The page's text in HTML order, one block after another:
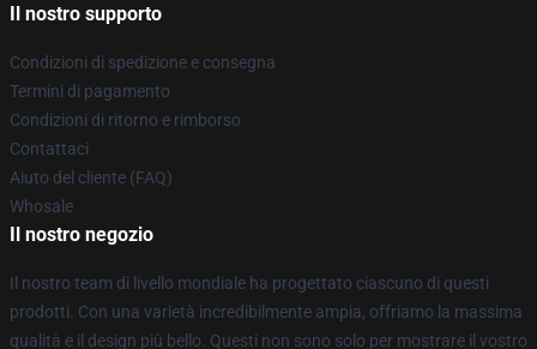
Il nostro supporto
Condizioni di spedizione e consegna
Termini di pagamento
Condizioni di ritorno e rimborso
Contattaci
Aiuto del cliente (FAQ)
Whosale
Il nostro negozio
Il nostro team di livello mondiale ha progettato ciascuno di questi
prodotti. Con una varietà incredibilmente ampia, offriamo la massima
qualità e il design più bello. Questi non sono solo per mostrare il vostro